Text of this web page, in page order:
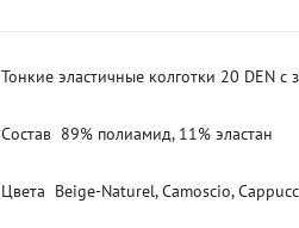
Тонкие эластичные колготки 20 DEN
Состав  89% полиамид, 11% эластан
Цвета  Beige-Naturel, Camoscio,